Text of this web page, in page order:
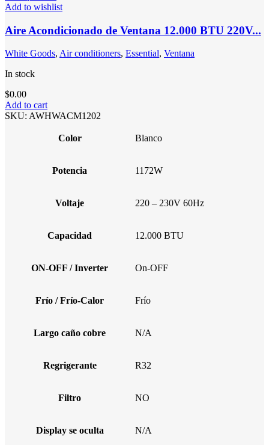
Add to wishlist
Aire Acondicionado de Ventana 12.000 BTU 220V...
White Goods, Air conditioners, Essential, Ventana
In stock
$0.00
Add to cart
SKU: AWHWACM1202
Color Blanco
Potencia 1172W
Voltaje 220 – 230V 60Hz
Capacidad 12.000 BTU
ON-OFF / Inverter On-OFF
Frío / Frío-Calor Frío
Largo caño cobre N/A
Regrigerante R32
Filtro NO
Display se oculta N/A